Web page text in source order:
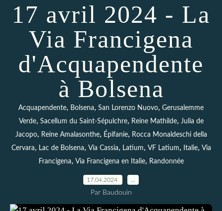
17 avril 2024 - La
Via Francigena
d'Acquapendente
à Bolsena
Acquapendente, Bolsena, San Lorenzo Nuovo, Gerusalemme
Verde, Sacellum du Saint-Sépulchre, Reine Mathilde, Julia de
Jacopo, Reine Amalasonthe, Épifanie, Rocca Monaldeschi della
Cervara, Lac de Bolsena, Via Cassia, Latium, VF Latium, Italie, Via
Francigena, Via Francigena en Italie, Randonnée
17.04.2024
Par Baudouin